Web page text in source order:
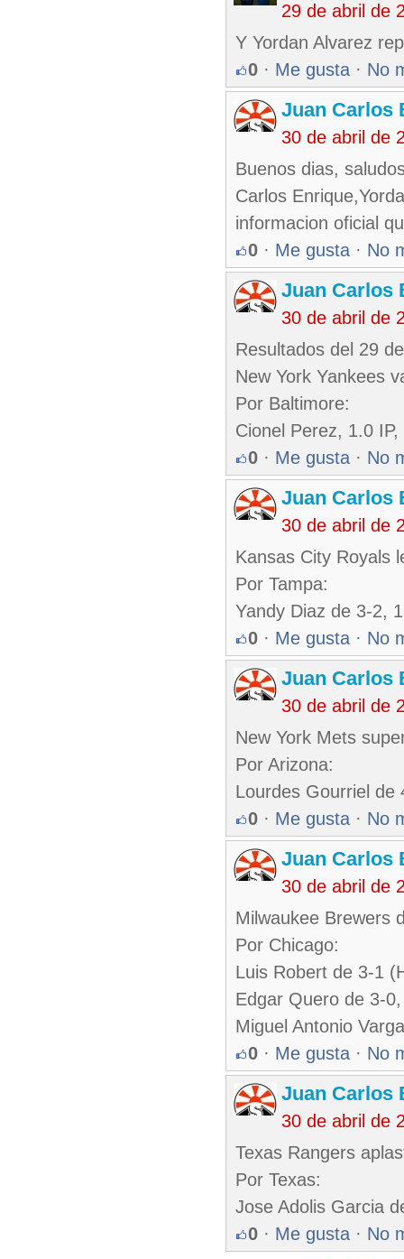
29 de abril de
Y Yordan Alvarez
0 · Me gusta · No
Juan Carlos
30 de abril de
Buenos dias,
Carlos
informacion oficial
0 · Me gusta · No
Juan Carlos
30 de abril de
Resultados del 29
New York Yankees
Por Baltimore:
Cionel Perez, 1.0
0 · Me gusta · No
Juan Carlos
30 de abril de
Kansas City Royals
Por Tampa:
Yandy Diaz de 3-2,
0 · Me gusta · No
Juan Carlos
30 de abril de
New York Mets
Por Arizona:
Lourdes Gourriel de
0 · Me gusta · No
Juan Carlos
30 de abril de
Milwaukee Brewers
Por Chicago:
Luis Robert de 3-1
Edgar Quero de 3-
Miguel Antonio
0 · Me gusta · No
Juan Carlos
30 de abril de
Texas Rangers
Por Texas:
Jose Adolis Garcia
0 · Me gusta · No